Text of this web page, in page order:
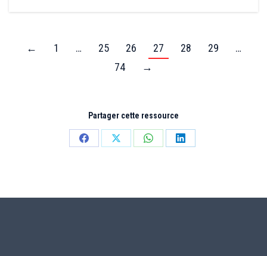
← 1 … 25 26 27 28 29
…
74
→
Partager cette ressource
PartagerPartagerPartagerPartager